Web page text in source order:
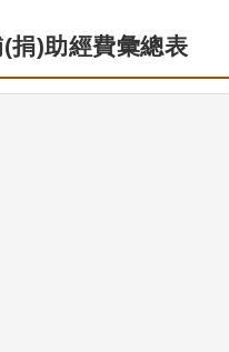
捐)助經費彙總表